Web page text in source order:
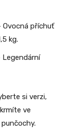
Ovocná příchuť
kg.
Legendární
si verzi,
ve